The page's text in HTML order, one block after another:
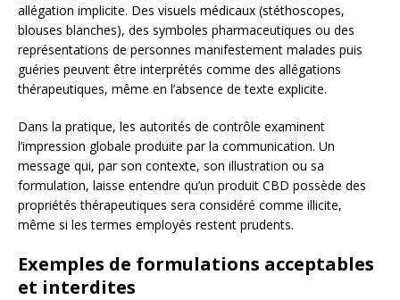
allégation implicite. Des visuels médicaux (stéthoscopes,
blouses blanches), des symboles pharmaceutiques ou des
représentations de personnes manifestement malades puis
guéries peuvent être interprétés comme des allégations
thérapeutiques, même en l’absence de texte explicite.
Dans la pratique, les autorités de contrôle examinent
l’impression globale produite par la communication. Un
message qui, par son contexte, son illustration ou sa
formulation, laisse entendre qu’un produit CBD possède des
propriétés thérapeutiques sera considéré comme illicite,
même si les termes employés restent prudents.
Exemples de formulations acceptables
et interdites